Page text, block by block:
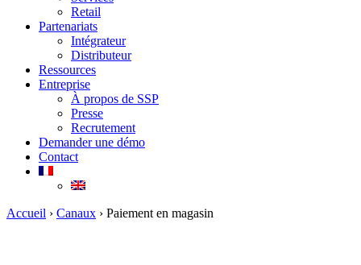
Retail
Partenariats
Intégrateur
Distributeur
Ressources
Entreprise
À propos de SSP
Presse
Recrutement
Demander une démo
Contact
Accueil › Canaux › Paiement en magasin